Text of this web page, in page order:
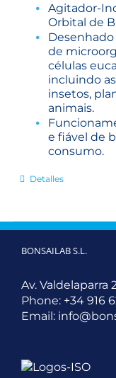
Agitador-
Orbital de
de
células
incluindo
insetos,
animais.
e fiável de
consumo.
Detalles
BONSAILAB S.L.
Av. Valdelaparra
Phone: +34 916
Email: